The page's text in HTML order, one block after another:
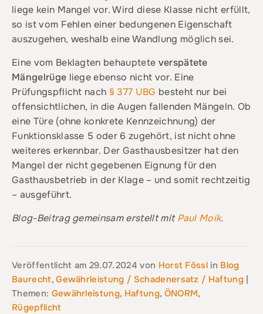
liege kein Mangel vor. Wird diese Klasse nicht erfüllt,
so ist vom Fehlen einer bedungenen Eigenschaft
auszugehen, weshalb eine Wandlung möglich sei.
Eine vom Beklagten behauptete verspätete
Mängelrüge liege ebenso nicht vor. Eine
Prüfungspflicht nach § 377 UBG besteht nur bei
offensichtlichen, in die Augen fallenden Mängeln. Ob
eine Türe (ohne konkrete Kennzeichnung) der
Funktionsklasse 5 oder 6 zugehört, ist nicht ohne
weiteres erkennbar. Der Gasthausbesitzer hat den
Mangel der nicht gegebenen Eignung für den
Gasthausbetrieb in der Klage – und somit rechtzeitig
– ausgeführt.
Blog-Beitrag gemeinsam erstellt mitPaul Moik.
Veröffentlicht am 29.07.2024 von Horst Fössl in Blog
Baurecht,Gewährleistung / Schadenersatz / Haftung |
Themen: Gewährleistung, Haftung, ÖNORM,
Rügepflicht